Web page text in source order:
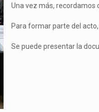
Una vez más, recordamos
Para formar parte del
Se puede presentar la